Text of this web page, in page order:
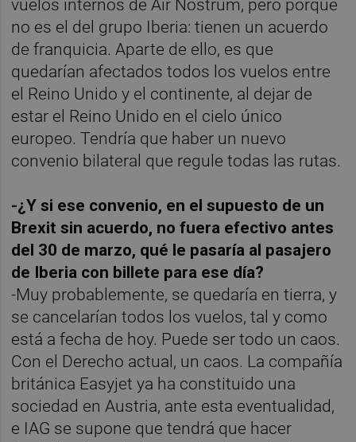
vuelos internos de Air Nostrum, pero porque
no es el del grupo Iberia: tienen un acuerdo
de franquicia. Aparte de ello, es que
quedarían afectados todos los vuelos entre
el Reino Unido y el continente, al dejar de
estar el Reino Unido en el cielo único
europeo. Tendría que haber un nuevo
convenio bilateral que regule todas las rutas.
-¿Y si ese convenio, en el supuesto de un
Brexit sin acuerdo, no fuera efectivo antes
del 30 de marzo, qué le pasaría al pasajero
de Iberia con billete para ese día?
-Muy probablemente, se quedaría en tierra, y
se cancelarían todos los vuelos, tal y como
está a fecha de hoy. Puede ser todo un caos.
Con el Derecho actual, un caos. La compañía
británica Easyjet ya ha constituido una
sociedad en Austria, ante esta eventualidad,
e IAG se supone que tendrá que hacer